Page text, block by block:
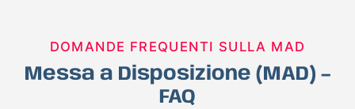
DOMANDE FREQUENTI SULLA MAD
Messa a Disposizione (MAD) –
FAQ